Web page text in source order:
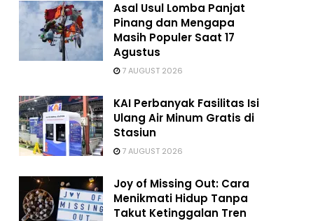
Asal Usul Lomba Panjat
Pinang dan Mengapa
Masih Populer Saat 17
Agustus
7 AUGUST 2026
KAI Perbanyak Fasilitas Isi
Ulang Air Minum Gratis di
Stasiun
7 AUGUST 2026
Joy of Missing Out: Cara
Menikmati Hidup Tanpa
Takut Ketinggalan Tren